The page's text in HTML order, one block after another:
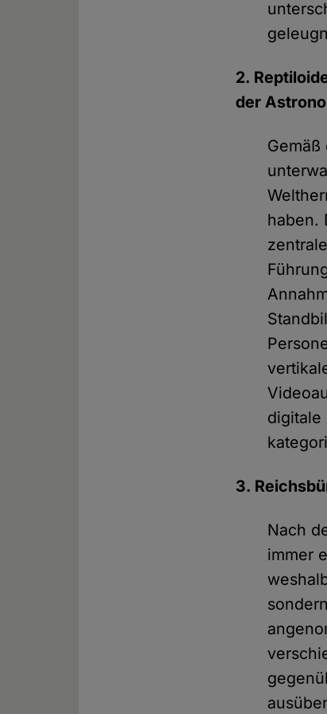
2.
der
haben.
digitale
3.
Nach
immer